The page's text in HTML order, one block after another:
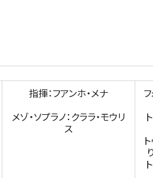
会
指揮：フアンホ・メナ
メゾ・ソプラノ：クララ・モウリ
ス